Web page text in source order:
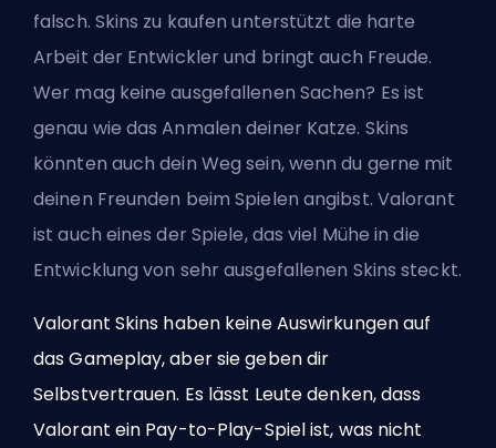
falsch. Skins zu kaufen unterstützt die harte
Arbeit der Entwickler und bringt auch Freude.
Wer mag keine ausgefallenen Sachen? Es ist
genau wie das Anmalen deiner Katze. Skins
könnten auch dein Weg sein, wenn du gerne mit
deinen Freunden beim Spielen angibst. Valorant
ist auch eines der Spiele, das viel Mühe in die
Entwicklung von sehr ausgefallenen Skins steckt.
Valorant Skins haben keine Auswirkungen auf
das Gameplay, aber sie geben dir
Selbstvertrauen. Es lässt Leute denken, dass
Valorant ein Pay-to-Play-Spiel ist, was nicht